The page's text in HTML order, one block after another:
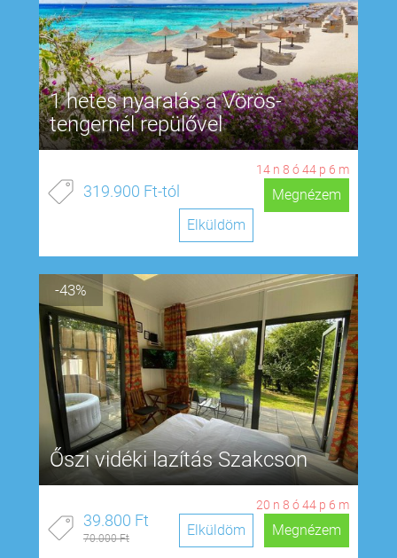
1 hetes nyaralás a Vörös-
tengernél repülővel
14 n 8 ó44 p 5 m
319.900 Ft-tól
Megnézem
Elküldöm
-43%
Őszi vidéki lazítás Szakcson
20 n 8 ó44 p 5 m
39.800 Ft
70.000 Ft Megnézem
Elküldöm